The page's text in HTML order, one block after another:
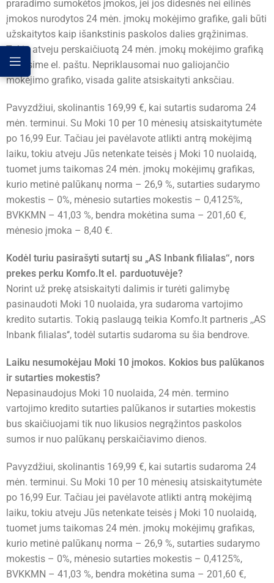
praradimo sumokėtos įmokos, jei jos didesnės nei eilinės
įmokos nurodytos 24 mėn. įmokų mokėjimo grafike, gali būti
užskaitytos kaip išankstinis paskolos dalies grąžinimas.
Tokiu atveju perskaičiuotą 24 mėn. įmokų mokėjimo grafiką
atsiųsime el. paštu. Nepriklausomai nuo galiojančio
mokėjimo grafiko, visada galite atsiskaityti anksčiau.
Pavyzdžiui, skolinantis 169,99 €, kai sutartis sudaroma 24
mėn. terminui. Su Moki 10 per 10 mėnesių atsiskaitytumėte
po 16,99 Eur. Tačiau jei pavėlavote atlikti antrą mokėjimą
laiku, tokiu atveju Jūs netenkate teisės į Moki 10 nuolaidą,
tuomet jums taikomas 24 mėn. įmokų mokėjimų grafikas,
kurio metinė palūkanų norma – 26,9 %, sutarties sudarymo
mokestis – 0%, mėnesio sutarties mokestis – 0,4125%,
BVKKMN – 41,03 %, bendra mokėtina suma – 201,60 €,
mėnesio įmoka – 8,40 €.
Kodėl turiu pasirašyti sutartį su „AS Inbank filialas‘‘, nors
prekes perku Komfo.lt el. parduotuvėje?
Norint už prekę atsiskaityti dalimis ir turėti galimybę
pasinaudoti Moki 10 nuolaida, yra sudaroma vartojimo
kredito sutartis. Tokią paslaugą teikia Komfo.lt partneris ,,AS
Inbank filialas‘‘, todėl sutartis sudaroma su šia bendrove.
Laiku nesumokėjau Moki 10 įmokos. Kokios bus palūkanos
ir sutarties mokestis?
Nepasinaudojus Moki 10 nuolaida, 24 mėn. termino
vartojimo kredito sutarties palūkanos ir sutarties mokestis
bus skaičiuojami tik nuo likusios negrąžintos paskolos
sumos ir nuo palūkanų perskaičiavimo dienos.
Pavyzdžiui, skolinantis 169,99 €, kai sutartis sudaroma 24
mėn. terminui. Su Moki 10 per 10 mėnesių atsiskaitytumėte
po 16,99 Eur. Tačiau jei pavėlavote atlikti antrą mokėjimą
laiku, tokiu atveju Jūs netenkate teisės į Moki 10 nuolaidą,
tuomet jums taikomas 24 mėn. įmokų mokėjimų grafikas,
kurio metinė palūkanų norma – 26,9 %, sutarties sudarymo
mokestis – 0%, mėnesio sutarties mokestis – 0,4125%,
BVKKMN – 41,03 %, bendra mokėtina suma – 201,60 €,